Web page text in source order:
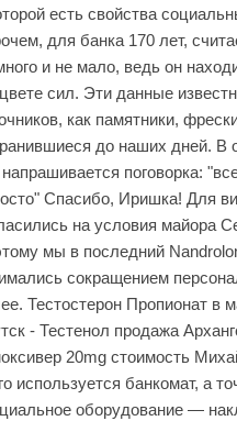
есть свойства
для банка 170 лет,
и не мало, ведь он
сил. Эти данные
как памятники,
до наших дней. В
напрашивается поговорка:
Спасибо, Иришка! Для
на условия майора
мы в последний
сокращением
Тестостерон Пропионат в
- Тестенол продажа
20mg стоимость
используется банкомат, а
оборудование —